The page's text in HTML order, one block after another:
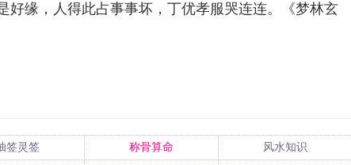
好缘，人得此占事事坏，丁优孝服哭连连。《梦林玄
签灵签 称骨算命 风水知识